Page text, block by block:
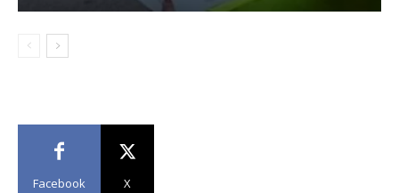
Facebook X